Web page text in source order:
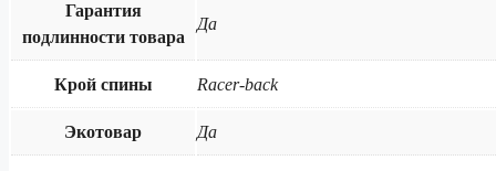
Гарантия
подлинности товара
Да
Крой спины Racer-back
Экотовар Да